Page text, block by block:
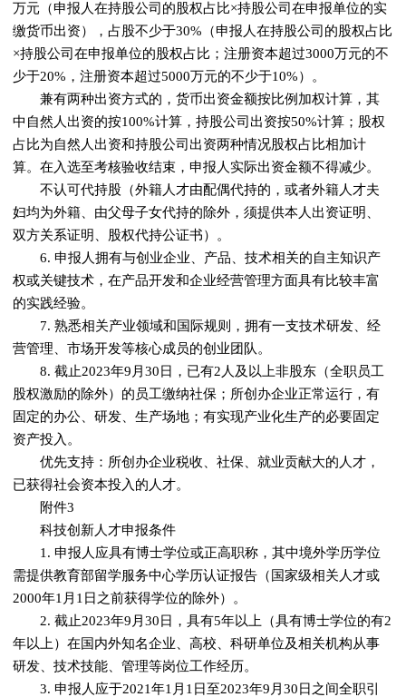
万元（申报人在持股公司的股权占比×持股公司在申报单位的实
缴货币出资），占股不少于30%（申报人在持股公司的股权占比
×持股公司在申报单位的股权占比；注册资本超过3000万元的不
少于20%，注册资本超过5000万元的不少于10%）。
兼有两种出资方式的，货币出资金额按比例加权计算，其
中自然人出资的按100%计算，持股公司出资按50%计算；股权
占比为自然人出资和持股公司出资两种情况股权占比相加计
算。在入选至考核验收结束，申报人实际出资金额不得减少。
不认可代持股（外籍人才由配偶代持的，或者外籍人才夫
妇均为外籍、由父母子女代持的除外，须提供本人出资证明、
双方关系证明、股权代持公证书）。
6. 申报人拥有与创业企业、产品、技术相关的自主知识产
权或关键技术，在产品开发和企业经营管理方面具有比较丰富
的实践经验。
7. 熟悉相关产业领域和国际规则，拥有一支技术研发、经
营管理、市场开发等核心成员的创业团队。
8. 截止2023年9月30日，已有2人及以上非股东（全职员工
股权激励的除外）的员工缴纳社保；所创办企业正常运行，有
固定的办公、研发、生产场地；有实现产业化生产的必要固定
资产投入。
优先支持：所创办企业税收、社保、就业贡献大的人才，
已获得社会资本投入的人才。
附件3
科技创新人才申报条件
1. 申报人应具有博士学位或正高职称，其中境外学历学位
需提供教育部留学服务中心学历认证报告（国家级相关人才或
2000年1月1日之前获得学位的除外）。
2. 截止2023年9月30日，具有5年以上（具有博士学位的有2
年以上）在国内外知名企业、高校、科研单位及相关机构从事
研发、技术技能、管理等岗位工作经历。
3. 申报人应于2021年1月1日至2023年9月30日之间全职引